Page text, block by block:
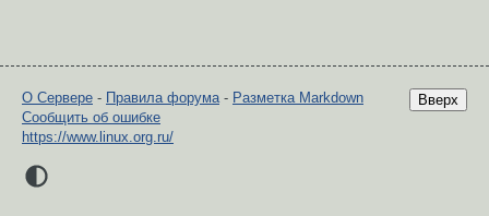
Вверх
О Сервере - Правила форума- Разметка Markdown
Сообщить об ошибке
https://www.linux.org.ru/